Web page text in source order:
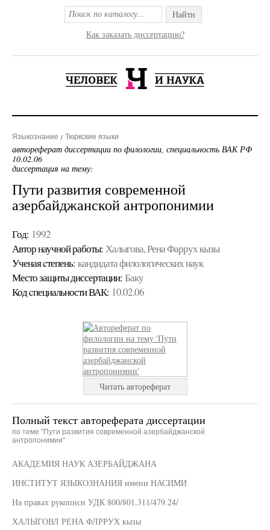
Найти
Как заказать диссертацию?
Языкознание Тюркские языки
автореферат диссертации по филологии, специальность ВАК РФ
10.02.06
диссертация на тему:
Пути развития современной
азербайджанской антропонимии
Год: 1992
Автор научной работы: Халыгова, Рена Фаррух кызы
Ученая cтепень: кандидата филологических наук
Место защиты диссертации: Баку
Код cпециальности ВАК: 10.02.06
Читать автореферат
Полный текст автореферата диссертации
по теме "Пути развития современной азербайджанской
антропонимии"
АКАДЕМИЯ НАУК АЗЕРБАЙДЖАНА
ИНСТИТУТ ЯЗЫКОЗНАНИЯ имени НАСИМИ
На правах рукописи УДК 800/801.311/479.24/
ХАЛЫГОВЛ РЕНА ФЛРРУХ кызы